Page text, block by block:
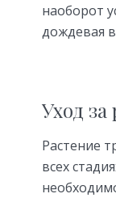
наоборот
дождевая
Уход
Растение
всех